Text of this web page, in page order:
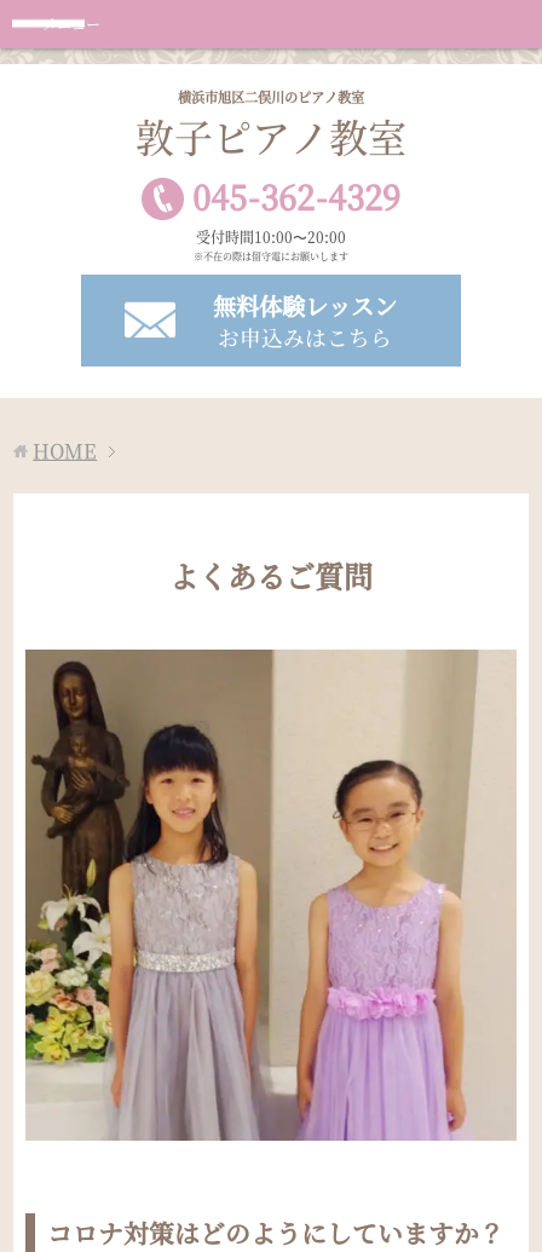
横浜市旭区二俣川のピアノ教室
敦子ピアノ教室
045-362-4329
受付時間10:00〜20:00
※不在の際は留守電にお願いします
無料体験レッスン
お申込みはこちら
メニュー
HOME
よくあるご質問
コロナ対策はどのようにしていますか？